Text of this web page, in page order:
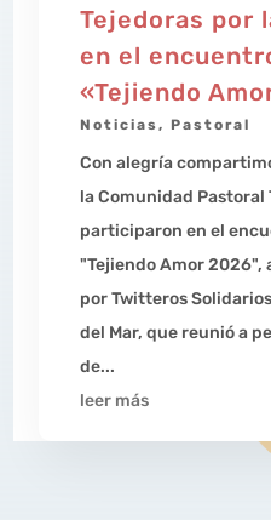
Tejedoras por
en el
«Tejiendo
Noticias, Pastoral
Con alegría
la Comunidad Pastoral
participaron en el
"Tejiendo Amor
por Twitteros
del Mar, que reunió a
de...
leer más